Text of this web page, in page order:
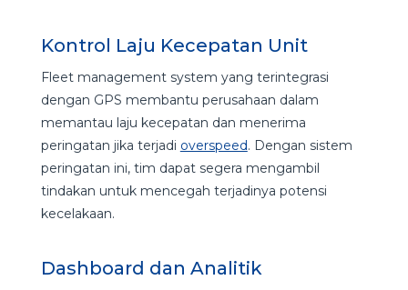
Kontrol Laju Kecepatan Unit
Fleet management system yang terintegrasi
dengan GPS membantu perusahaan dalam
memantau laju kecepatan dan menerima
peringatan jika terjadi overspeed. Dengan sistem
peringatan ini, tim dapat segera mengambil
tindakan untuk mencegah terjadinya potensi
kecelakaan.
Dashboard dan Analitik